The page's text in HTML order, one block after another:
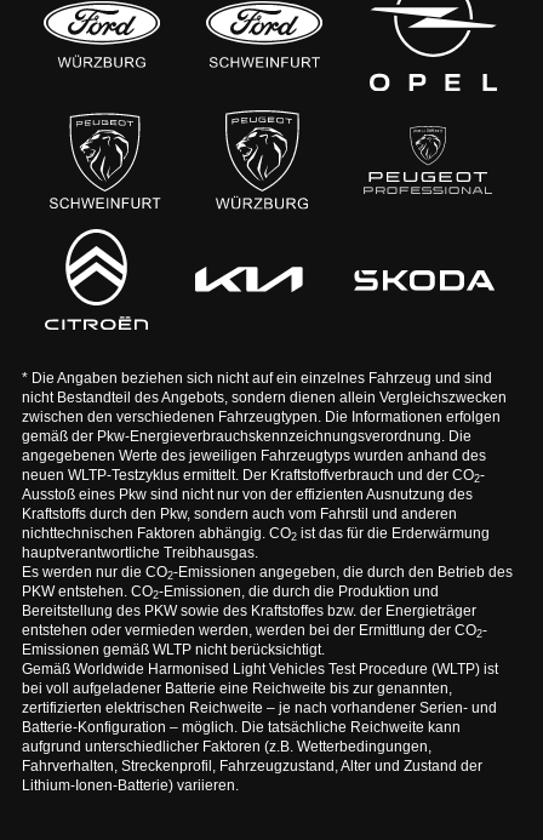
* Die Angaben beziehen sich nicht auf ein einzelnes Fahrzeug und sind
nicht Bestandteil des Angebots, sondern dienen allein Vergleichszwecken
zwischen den verschiedenen Fahrzeugtypen. Die Informationen erfolgen
gemäß der Pkw-Energieverbrauchskennzeichnungsverordnung. Die
angegebenen Werte des jeweiligen Fahrzeugtyps wurden anhand des
neuen WLTP-Testzyklus ermittelt. Der Kraftstoffverbrauch und der CO2-
Ausstoß eines Pkw sind nicht nur von der effizienten Ausnutzung des
Kraftstoffs durch den Pkw, sondern auch vom Fahrstil und anderen
nichttechnischen Faktoren abhängig. CO2ist das für die Erderwärmung
hauptverantwortliche Treibhausgas.
Es werden nur die CO2-Emissionen angegeben, die durch den Betrieb des
PKW entstehen. CO2-Emissionen, die durch die Produktion und
Bereitstellung des PKW sowie des Kraftstoffes bzw. der Energieträger
entstehen oder vermieden werden, werden bei der Ermittlung der CO2-
Emissionen gemäß WLTP nicht berücksichtigt.
Gemäß Worldwide Harmonised Light Vehicles Test Procedure (WLTP) ist
bei voll aufgeladener Batterie eine Reichweite bis zur genannten,
zertifizierten elektrischen Reichweite – je nach vorhandener Serien- und
Batterie-Konfiguration – möglich. Die tatsächliche Reichweite kann
aufgrund unterschiedlicher Faktoren (z.B. Wetterbedingungen,
Fahrverhalten, Streckenprofil, Fahrzeugzustand, Alter und Zustand der
Lithium-Ionen-Batterie) variieren.